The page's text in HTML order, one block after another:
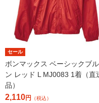
セール
ボンマックス ベーシックブ
ン レッド L MJ0083 1着（直
品）
2,110円 （税込）